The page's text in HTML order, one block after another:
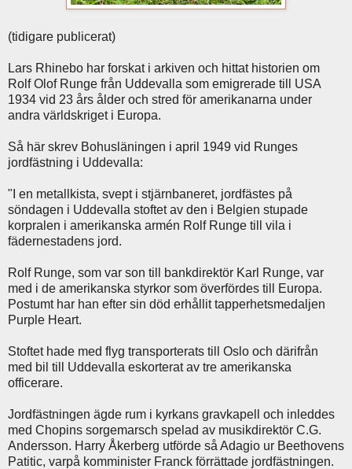
(tidigare publicerat)
Lars Rhinebo har forskat i arkiven och hittat historien om
Rolf Olof Runge från Uddevalla som emigrerade till USA
1934 vid 23 års ålder och stred för amerikanarna under
andra världskriget i Europa.
Så här skrev Bohusläningen i april 1949 vid Runges
jordfästning i Uddevalla:
"I en metallkista, svept i stjärnbaneret, jordfästes på
söndagen i Uddevalla stoftet av den i Belgien stupade
korpralen i amerikanska armén Rolf Runge till vila i
fädernestadens jord.
Rolf Runge, som var son till bankdirektör Karl Runge, var
med i de amerikanska styrkor som överfördes till Europa.
Postumt har han efter sin död erhållit tapperhetsmedaljen
Purple Heart.
Stoftet hade med flyg transporterats till Oslo och därifrån
med bil till Uddevalla eskorterat av tre amerikanska
officerare.
Jordfästningen ägde rum i kyrkans gravkapell och inleddes
med Chopins sorgemarsch spelad av musikdirektör C.G.
Andersson. Harry Åkerberg utförde så Adagio ur Beethovens
Patitic, varpå komminister Franck förrättade jordfästningen.